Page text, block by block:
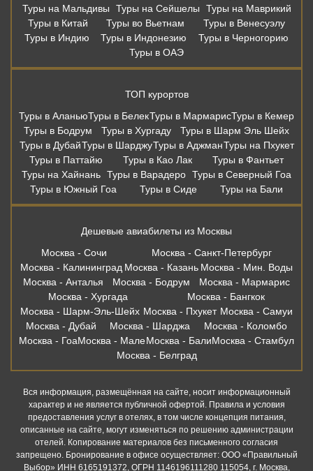
Туры на Мальдивы
Туры на Сейшелы
Туры на Маврикий
Туры в Китай
Туры во Вьетнам
Туры в Венесуэлу
Туры в Индию
Туры в Индонезию
Туры в Черногорию
Туры в ОАЭ
ТОП курортов
Туры в АланьюТуры в БелекТуры в МармарисТуры в Кемер
Туры в Бодрум
Туры в Хургаду
Туры в Шарм Эль Шейх
Туры в ДубайТуры в ШарджуТуры в АджманТуры на Пхукет
Туры в Паттайю
Туры в Као Лак
Туры в Фантьет
Туры на Хайнань Туры в Варадеро Туры в Северный Гоа
Туры в Южный Гоа
Туры в Сиде Туры на Бали
Дешевые авиабилеты из Москвы
Москва - Сочи
Москва - Санкт-Петербург
Москва - Калининград Москва - Казань Москва - Мин. Воды
Москва - Анталья
Москва - Бодрум
Москва - Мармарис
Москва - Хургада
Москва - Бангкок
Москва - Шарм-Эль-Шейх Москва - Пхукет Москва - Самуи
Москва - Дубай
Москва - Шарджа
Москва - Коломбо
Москва - ГоаМосква - МалеМосква - БалиМосква - Стамбул
Москва - Белград
Вся информация, размещённая на сайте, носит информационный
характер и не является публичной офертой. Правила и условия
предоставления услуг в отелях, в том числе концепция питания,
описанные на сайте, могут изменяться по решению администрации
отелей. Копирование материалов без письменного согласия
запрещено. Бронирование в офисе осуществляет: ООО «Правильный
Выбор» ИНН 6165191372, ОГРН 1146196111280 115054, г. Москва,